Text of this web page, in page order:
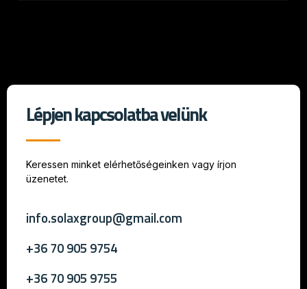
Lépjen kapcsolatba velünk
Keressen minket elérhetőségeinken vagy írjon
üzenetet.
info.solaxgroup@gmail.com
+36 70 905 9754
+36 70 905 9755